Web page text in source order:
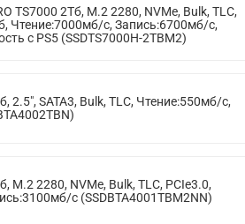
TS7000 2Тб, M.2 2280, NVMe, Bulk, TLC,
Чтение:7000мб/с, Запись:6700мб/с,
с PS5 (SSDTS7000H-2TBM2)
2.5", SATA3, Bulk, TLC, Чтение:550мб/с,
M.2 2280, NVMe, Bulk, TLC, PCIe3.0,
с (SSDBTA4001TBM2NN)